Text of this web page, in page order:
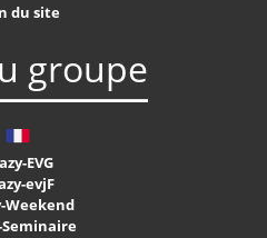
du site
groupe
EVG
evjF
Weekend
Seminaire